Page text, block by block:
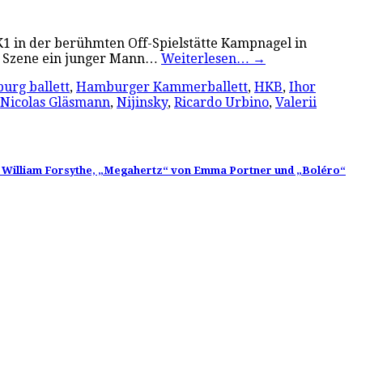
in der berühmten Off-Spielstätte Kampnagel in
ein junger Mann… Weiterlesen… →
ballett, Hamburger Kammerballett, HKB, Ihor
Nicolas Gläsmann, Nijinsky, Ricardo Urbino, Valerii
Forsythe, „Megahertz“ von Emma Portner und „Boléro“